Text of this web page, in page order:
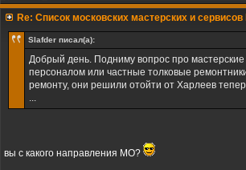
Re: Список московских мастерских и
Slafder писал(а):
Добрый день. Подниму вопрос про
персоналом или частные толковые
ремонту, они решили отойти от Харлеев
...
вы с какого направления МО?